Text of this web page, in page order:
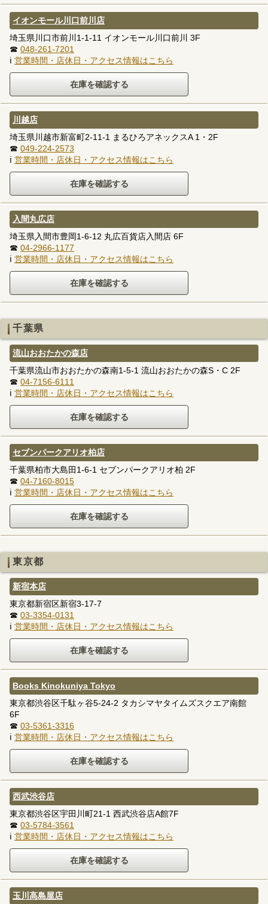
イオンモール川口前川店
埼玉県川口市前川1-1-11 イオンモール川口前川 3F
☎ 048-261-7201
ℹ 営業時間・店休日・アクセス情報はこちら
川越店
埼玉県川越市新富町2-11-1 まるひろアネックスA 1・2F
☎ 049-224-2573
ℹ 営業時間・店休日・アクセス情報はこちら
入間丸広店
埼玉県入間市豊岡1-6-12 丸広百貨店入間店 6F
☎ 04-2966-1177
ℹ 営業時間・店休日・アクセス情報はこちら
千葉県
流山おおたかの森店
千葉県流山市おおたかの森南1-5-1 流山おおたかの森S・C 2F
☎ 04-7156-6111
ℹ 営業時間・店休日・アクセス情報はこちら
セブンパークアリオ柏店
千葉県柏市大島田1-6-1 セブンパークアリオ柏 2F
☎ 04-7160-8015
ℹ 営業時間・店休日・アクセス情報はこちら
東京都
新宿本店
東京都新宿区新宿3-17-7
☎ 03-3354-0131
ℹ 営業時間・店休日・アクセス情報はこちら
Books Kinokuniya Tokyo
東京都渋谷区千駄ヶ谷5-24-2 タカシマヤタイムズスクエア南館
6F
☎ 03-5361-3316
ℹ 営業時間・店休日・アクセス情報はこちら
西武渋谷店
東京都渋谷区宇田川町21-1 西武渋谷店A館7F
☎ 03-5784-3561
ℹ 営業時間・店休日・アクセス情報はこちら
玉川高島屋店